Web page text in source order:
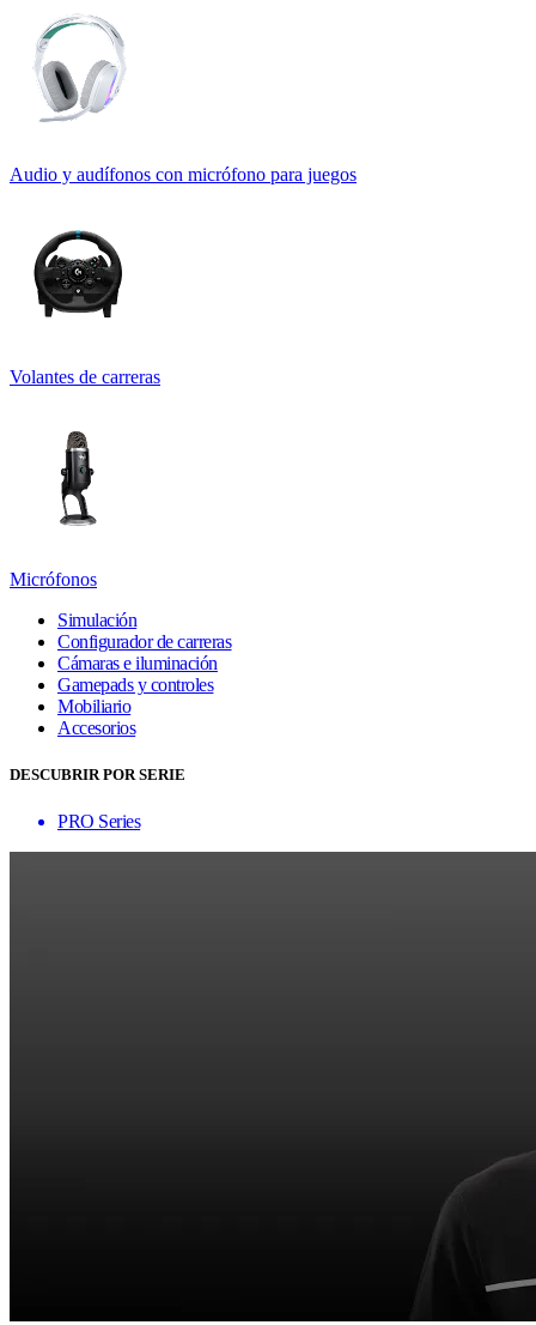
Audio y audífonos con micrófono para juegos
Volantes de carreras
Micrófonos
Simulación
Configurador de carreras
Cámaras e iluminación
Gamepads y controles
Mobiliario
Accesorios
DESCUBRIR POR SERIE
PRO Series